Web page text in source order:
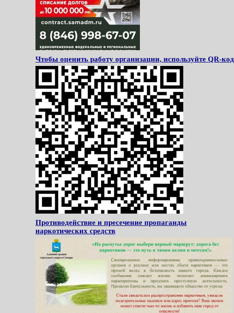
Чтобы оценить работу организации, используйте QR-код
Противодействие и пресечение пропаганды
наркотических средств